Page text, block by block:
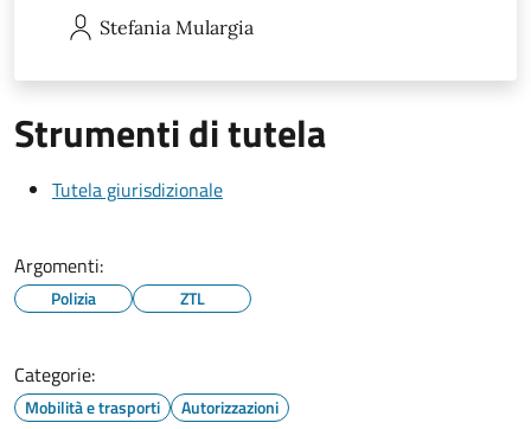
Stefania Mulargia
Strumenti di tutela
Tutela giurisdizionale
Argomenti:
Polizia ZTL
Categorie:
Mobilità e trasporti Autorizzazioni